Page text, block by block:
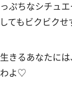
ぷちなシチュ
てもビクビク
きるあなたに
わよ♡